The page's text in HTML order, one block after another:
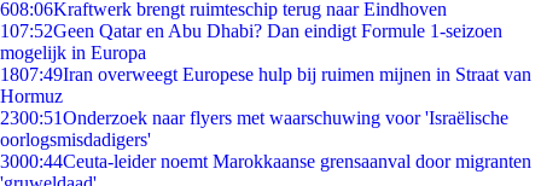
608:06Kraftwerk brengt ruimteschip terug naar Eindhoven
107:52Geen Qatar en Abu Dhabi? Dan eindigt Formule 1-seizoen
mogelijk in Europa
1807:49Iran overweegt Europese hulp bij ruimen mijnen in Straat van
Hormuz
2300:51Onderzoek naar flyers met waarschuwing voor 'Israëlische
oorlogsmisdadigers'
3000:44Ceuta-leider noemt Marokkaanse grensaanval door migranten